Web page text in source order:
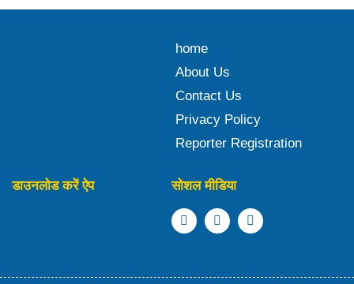
home
About Us
Contact Us
Privacy Policy
Reporter Registration
डाउनलोड करें ऐप सोशल मीडिया